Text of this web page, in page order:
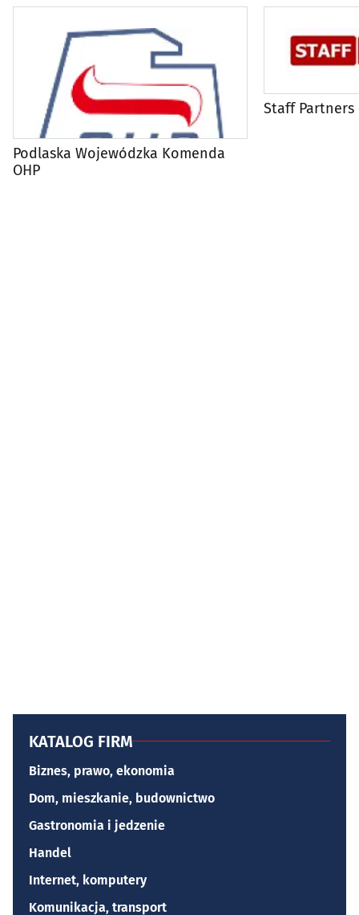
Podlaska Wojewódzka Komenda
OHP
Staff Partners
KATALOG FIRM
Biznes, prawo, ekonomia
Dom, mieszkanie, budownictwo
Gastronomia i jedzenie
Handel
Internet, komputery
Komunikacja, transport